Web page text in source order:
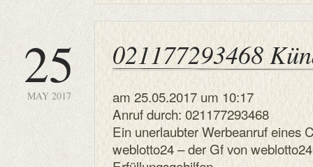
25
MAY 2017
021177293468
am 25.05.2017 um 10:17
Anruf durch: 021177293468
Ein unerlaubter Werbeanruf eines
weblotto24 – der Gf von